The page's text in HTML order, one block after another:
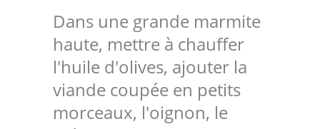
Dans une grande marmite
haute, mettre à chauffer
l'huile d'olives, ajouter la
viande coupée en petits
morceaux, l'oignon, le